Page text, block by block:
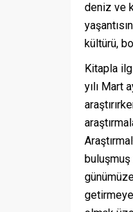
deniz ve
kültürü,
Kitapla
yılı Mart